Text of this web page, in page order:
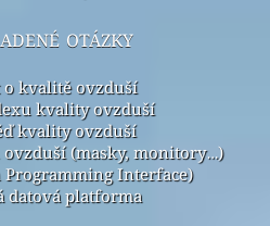
otázky
o kvalitě ovzduší
kvality ovzduší
kvality ovzduší
(masky, monitory…)
Interface)
datová platforma